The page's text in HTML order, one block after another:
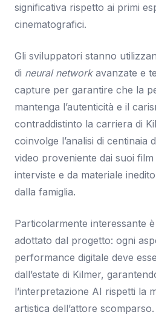
significativa rispetto ai primi
cinematografici.
Gli sviluppatori stanno
di neural networkavanzate e
capture per garantire che la
mantenga l’autenticità e il
contraddistinto la carriera di
coinvolge l’analisi di centinaia
video proveniente dai suoi
interviste e da materiale
dalla famiglia.
Particolarmente interessante
adottato dal progetto: ogni
performance digitale deve
dall’estate di Kilmer,
l’interpretazione AI rispetti la
artistica dell’attore scomparso.